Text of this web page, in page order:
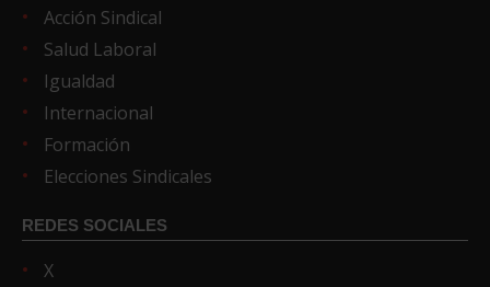
Acción Sindical
Salud Laboral
Igualdad
Internacional
Formación
Elecciones Sindicales
REDES SOCIALES
X